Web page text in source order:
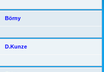
Börny
D.Kunze